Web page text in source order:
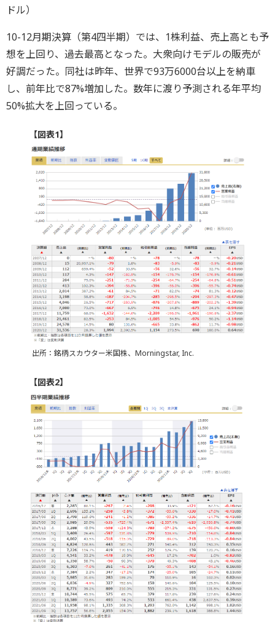
ドル）
10-12月期決算（第4四半期）では、1株利益、売上高とも予
想を上回り、過去最高となった。大衆向けモデルの販売が
好調だった。同社は昨年、世界で93万6000台以上を納車
し、前年比で87%増加した。数年に渡り予測される年平均
50%拡大を上回っている。
【図表1】
出所：銘柄スカウター米国株、Morningstar, Inc.
【図表2】